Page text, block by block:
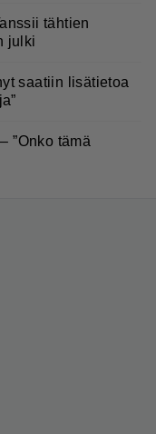
tähtien
julki
saatiin lisätietoa
”Onko tämä